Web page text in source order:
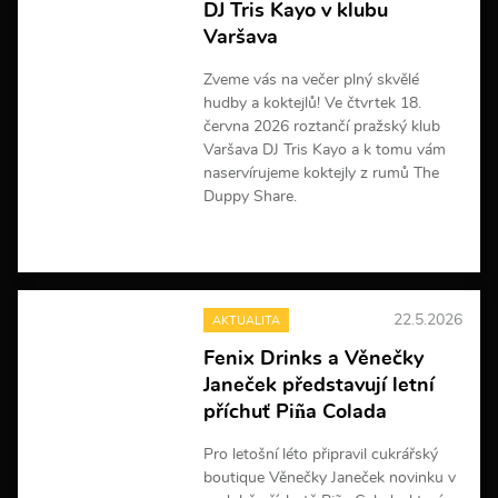
o
r
c
í
DJ Tris Kayo v klubu
Varšava
Zveme vás na večer plný skvělé
hudby a koktejlů! Ve čtvrtek 18.
června 2026 roztančí pražský klub
Varšava DJ Tris Kayo a k tomu vám
naservírujeme koktejly z rumů The
Duppy Share.
e
i
f
o
r
c
í
AKTUALITA 22.5.2026
Fenix Drinks a Věnečky
Janeček představují letní
příchuť Piña Colada
Pro letošní léto připravil cukrářský
boutique Věnečky Janeček novinku v